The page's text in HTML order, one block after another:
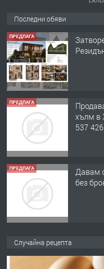
Последни обяви
ПРЕДЛАГА
ПРЕДЛАГА
хълм в
537 426
ПРЕДЛАГА
Давам
без
Случайна рецепта